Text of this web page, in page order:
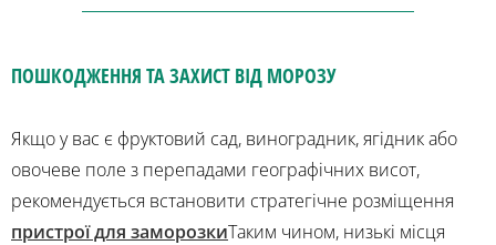
ПОШКОДЖЕННЯ ТА ЗАХИСТ ВІД МОРОЗУ
Якщо у вас є фруктовий сад, виноградник, ягідник або
овочеве поле з перепадами географічних висот,
рекомендується встановити стратегічне розміщення
пристрої для заморозкиТаким чином, низькі місця